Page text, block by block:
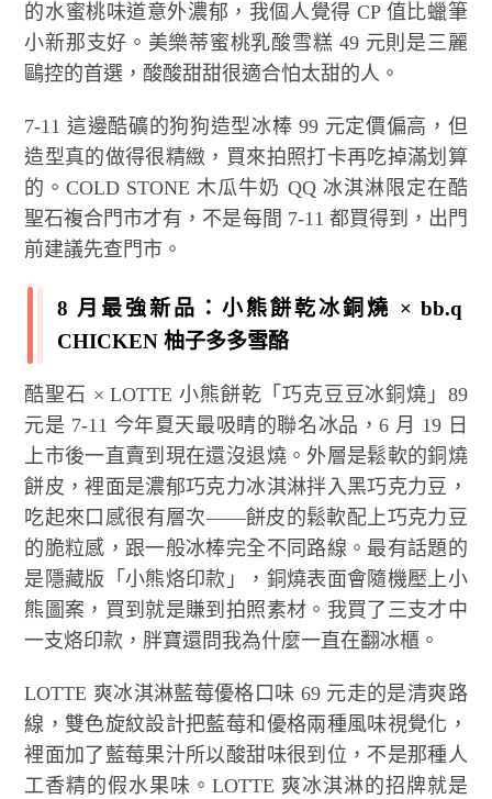
的水蜜桃味道意外濃郁，我個人覺得 CP 值比蠟筆
小新那支好。美樂蒂蜜桃乳酸雪糕 49 元則是三麗
鷗控的首選，酸酸甜甜很適合怕太甜的人。
7-11 這邊酷礦的狗狗造型冰棒 99 元定價偏高，但
造型真的做得很精緻，買來拍照打卡再吃掉滿划算
的。COLD STONE 木瓜牛奶 QQ 冰淇淋限定在酷
聖石複合門市才有，不是每間 7-11 都買得到，出門
前建議先查門市。
8 月最強新品：小熊餅乾冰銅燒 × bb.q
CHICKEN 柚子多多雪酪
酷聖石 × LOTTE 小熊餅乾「巧克豆豆冰銅燒」89
元是 7-11 今年夏天最吸睛的聯名冰品，6 月 19 日
上市後一直賣到現在還沒退燒。外層是鬆軟的銅燒
餅皮，裡面是濃郁巧克力冰淇淋拌入黑巧克力豆，
吃起來口感很有層次——餅皮的鬆軟配上巧克力豆
的脆粒感，跟一般冰棒完全不同路線。最有話題的
是隱藏版「小熊烙印款」，銅燒表面會隨機壓上小
熊圖案，買到就是賺到拍照素材。我買了三支才中
一支烙印款，胖寶還問我為什麼一直在翻冰櫃。
LOTTE 爽冰淇淋藍莓優格口味 69 元走的是清爽路
線，雙色旋紋設計把藍莓和優格兩種風味視覺化，
裡面加了藍莓果汁所以酸甜味很到位，不是那種人
工香精的假水果味。LOTTE 爽冰淇淋的招牌就是